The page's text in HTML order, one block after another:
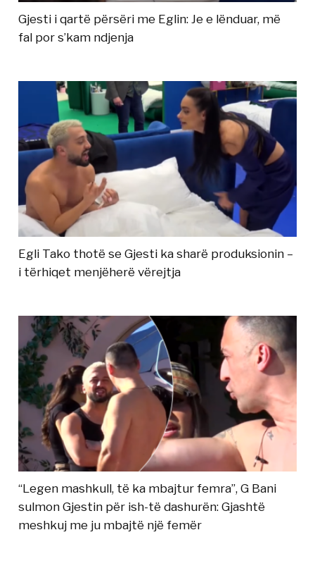
Gjesti i qartë përsëri me Eglin: Je e lënduar, më
fal por s’kam ndjenja
Egli Tako thotë se Gjesti ka sharë produksionin –
i tërhiqet menjëherë vërejtja
“Legen mashkull, të ka mbajtur femra”, G Bani
sulmon Gjestin për ish-të dashurën: Gjashtë
meshkuj me ju mbajtë një femër